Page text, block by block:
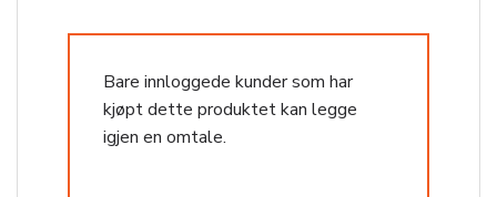
Bare innloggede kunder som har
kjøpt dette produktet kan legge
igjen en omtale.